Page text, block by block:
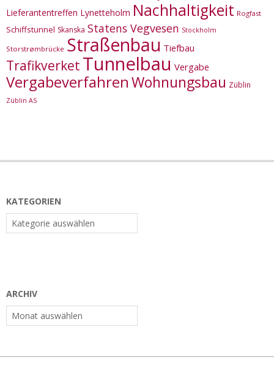
Lieferantentreffen Lynetteholm Nachhaltigkeit Rogfast
Schiffstunnel Skanska Statens Vegvesen Stockholm
Storstrømbrücke Straßenbau Tiefbau
Trafikverket Tunnelbau Vergabe
VergabeverfahrenWohnungsbau Züblin
Züblin AS
KATEGORIEN
Kategorien
ARCHIV
Archiv